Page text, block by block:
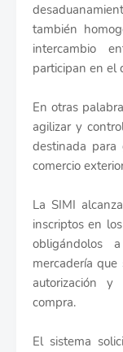
también
intercambio
participan en el
En otras
agilizar y
destinada para
comercio
La SIMI
inscriptos en
obligándolos
mercadería
autorización
compra.
El sistema